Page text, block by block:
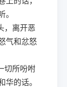
。
，离开恶
气和忿怒
切所吩咐
华的话。